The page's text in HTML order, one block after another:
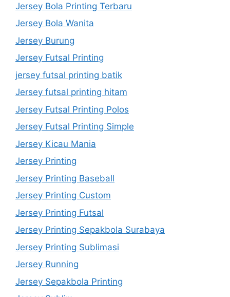
Jersey Bola Printing Terbaru
Jersey Bola Wanita
Jersey Burung
Jersey Futsal Printing
jersey futsal printing batik
Jersey futsal printing hitam
Jersey Futsal Printing Polos
Jersey Futsal Printing Simple
Jersey Kicau Mania
Jersey Printing
Jersey Printing Baseball
Jersey Printing Custom
Jersey Printing Futsal
Jersey Printing Sepakbola Surabaya
Jersey Printing Sublimasi
Jersey Running
Jersey Sepakbola Printing